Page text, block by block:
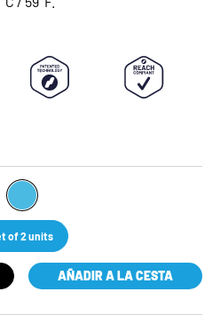
of 2 units
AÑADIR A LA CESTA